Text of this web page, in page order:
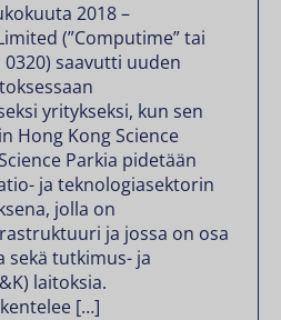
2018 –
(”Computime” tai
saavutti uuden
yritykseksi, kun sen
Hong Kong Science
Parkia pidetään
ja teknologiasektorin
jolla on
ja jossa on osa
sekä tutkimus- ja
laitoksia.
[…]